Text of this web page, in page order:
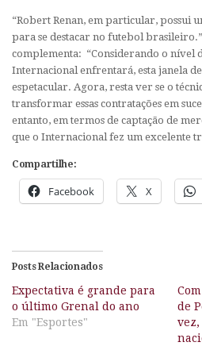
“Robert Renan, em particular, possui
para se destacar no futebol brasileiro.”
complementa: “Considerando o nível
Internacional enfrentará, esta janela
espetacular. Agora, resta ver se o
transformar essas contratações em
entanto, em termos de captação de
que o Internacional fez um excelente
Compartilhe:
Facebook X
Posts Relacionados
Expectativa é grande para
o último Grenal do ano
Em "Esportes"
de